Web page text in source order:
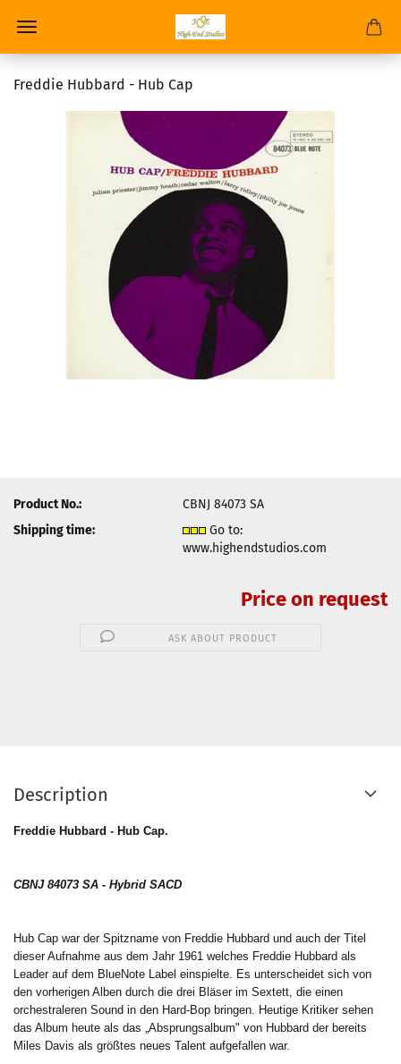
Freddie Hubbard - Hub Cap
Product No.:
CBNJ 84073 SA
Shipping time:
Go to:
www.highendstudios.com
Price on request
ASK ABOUT PRODUCT
Description
Freddie Hubbard - Hub Cap.
CBNJ 84073 SA - Hybrid SACD
Hub Cap war der Spitzname von Freddie Hubbard und auch der Titel
dieser Aufnahme aus dem Jahr 1961 welches Freddie Hubbard als
Leader auf dem BlueNote Label einspielte. Es unterscheidet sich von
den vorherigen Alben durch die drei Bläser im Sextett, die einen
orchestraleren Sound in den Hard-Bop bringen. Heutige Kritiker sehen
das Album heute als das „Absprungsalbum" von Hubbard der bereits
Miles Davis als größtes neues Talent aufgefallen war.